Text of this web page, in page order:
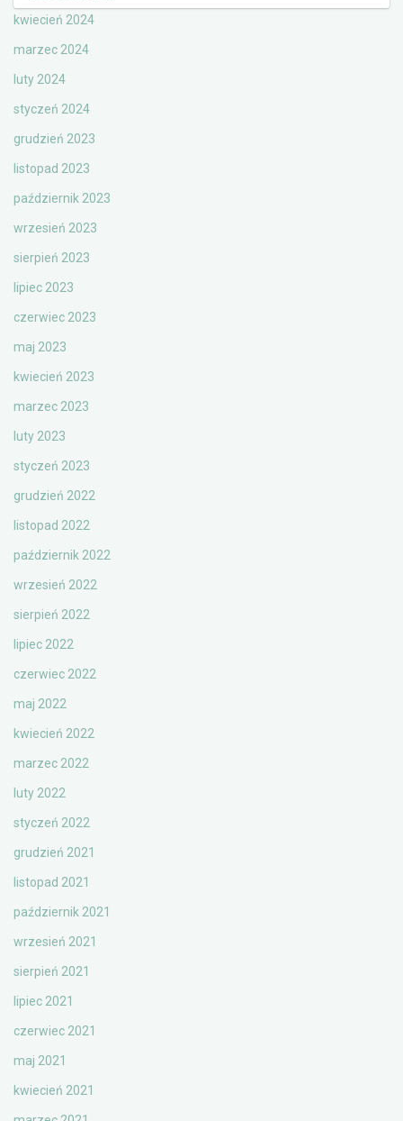
kwiecień 2024
marzec 2024
luty 2024
styczeń 2024
grudzień 2023
listopad 2023
październik 2023
wrzesień 2023
sierpień 2023
lipiec 2023
czerwiec 2023
maj 2023
kwiecień 2023
marzec 2023
luty 2023
styczeń 2023
grudzień 2022
listopad 2022
październik 2022
wrzesień 2022
sierpień 2022
lipiec 2022
czerwiec 2022
maj 2022
kwiecień 2022
marzec 2022
luty 2022
styczeń 2022
grudzień 2021
listopad 2021
październik 2021
wrzesień 2021
sierpień 2021
lipiec 2021
czerwiec 2021
maj 2021
kwiecień 2021